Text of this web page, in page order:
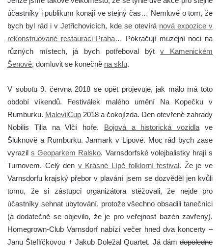
účastníky i publikum konají ve stejný čas… Nemluvě o tom, že
bych byl rád i v Jetřichovicích, kde se otevírá nová expozice v
rekonstruované restauraci Praha… Pokračují muzejní noci na
různých místech, já bych potřeboval býtv Kamenickém
Šenově, domluvit se konečně na sklu.
V sobotu 9. června 2018 se opět projevuje, jak málo má toto
období víkendů. Festiválek malého umění Na Kopečku v
Rumburku. MalevilCup 2018 a čokojízda. Den otevřené zahrady
Nobilis Tilia na Vlčí hoře. Bojová a historická vozidla ve
Šluknově a Rumburku. Jarmark v Lipové. Moc rád bych zase
vyrazils Geoparkem Ralsko. Varnsdorfské volejbalistky hrají s
Turnovem. Celý den v Krásné Lípě folklorní festival. Že je ve
Varnsdorfu krajský přebor v plavání jsem se dozvěděl jen kvůli
tomu, že si zástupci organizátora stěžovali, že nejde pro
účastníky sehnat ubytování, protože všechno obsadili tanečníci
(a dodatečně se objevilo, že je pro veřejnost bazén zavřený).
Homegrown-Club Varnsdorf nabízí večer hned dva koncerty –
Janu Šteflíčkovou + Jakub Doležal Quartet. Já dám dopoledne